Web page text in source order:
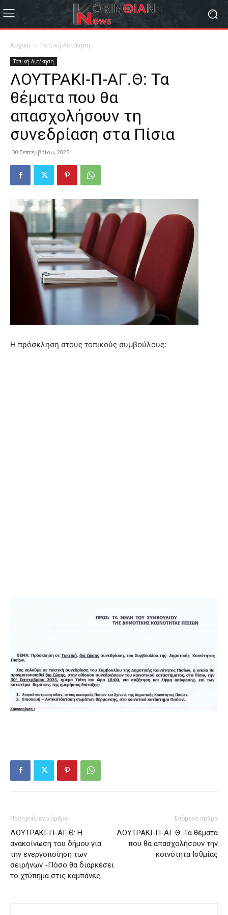
Αρχική Τοπική Αυτ/κηση
Τοπική Αυτ/κηση
ΛΟΥΤΡΑΚΙ-Π-ΑΓ.Θ: Τα
θέματα που θα
απασχολήσουν τη
συνεδρίαση στα Πίσια
30 Σεπτεμβρίου, 2025
Η πρόσκληση στους τοπικούς συμβούλους:
Προηγούμενο άρθρο
ΛΟΥΤΡΑΚΙ-Π-ΑΓ.Θ: Η
ανακοίνωση του δήμου για
την ενεργοποίηση των
σειρήνων -Πόσο θα διαρκέσει
το χτύπημα στις καμπάνες
Επόμενο άρθρο
ΛΟΥΤΡΑΚΙ-Π-ΑΓ.Θ: Τα θέματα
που θα απασχολήσουν την
κοινότητα Ισθμίας